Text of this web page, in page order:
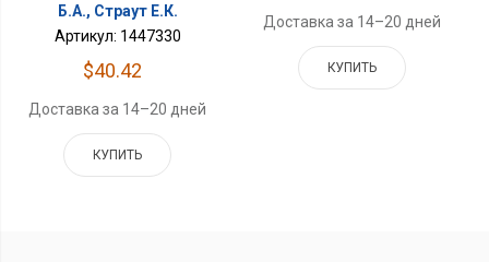
Б.А., Страут Е.К.
Артикул: 1447330
$40.42
Доставка за 14–20 дней
КУПИТЬ
Доставка за 14–20 дней
КУПИТЬ